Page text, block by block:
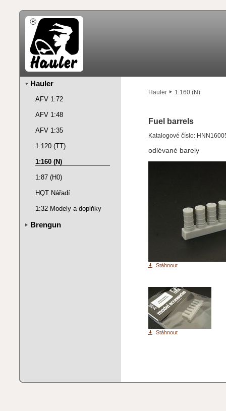
Hauler 1:160 (N)
Fuel barrels
Katalogové číslo:
odlévané barely
Stáhnout
Stáhnout
Hauler
AFV 1:72
AFV 1:48
AFV 1:35
1:120 (TT)
1:160 (N)
1:87 (H0)
HQT Nářadí
1:32 Modely a doplňky
Brengun